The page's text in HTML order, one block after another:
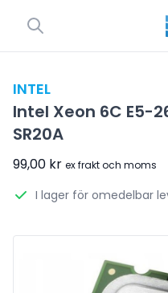
INTEL
Intel Xeon 6C E5-
SR20A
99,00 kr ex frakt och moms
I lager för omedelbar